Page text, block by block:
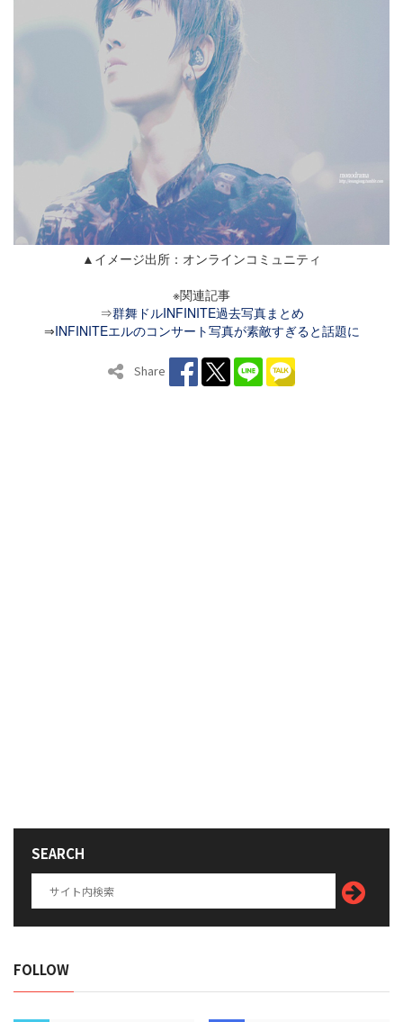
▲イメージ出所：オンラインコミュニティ
※関連記事
⇒群舞ドルINFINITE過去写真まとめ
⇒INFINITEエルのコンサート写真が素敵すぎると話題に
Share
SEARCH
FOLLOW